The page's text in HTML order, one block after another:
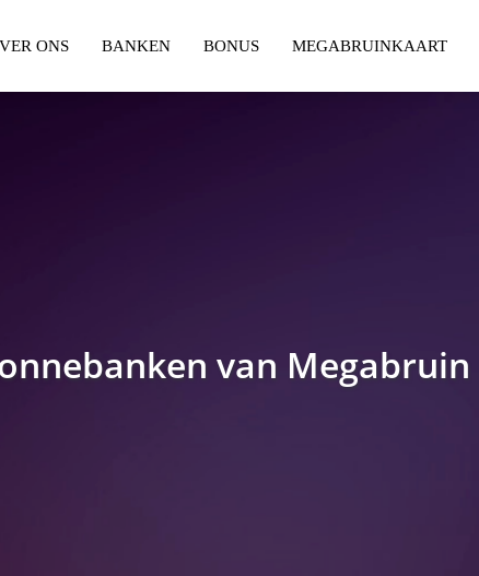
ONS BANKEN BONUS MEGABRUINKAART
van Megabruin